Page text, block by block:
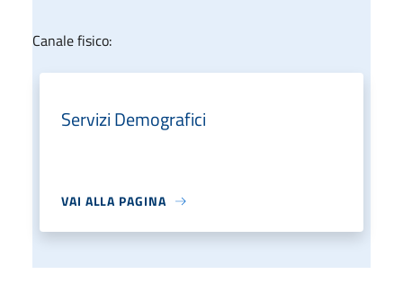
Canale fisico:
Servizi Demografici
VAI ALLA PAGINA